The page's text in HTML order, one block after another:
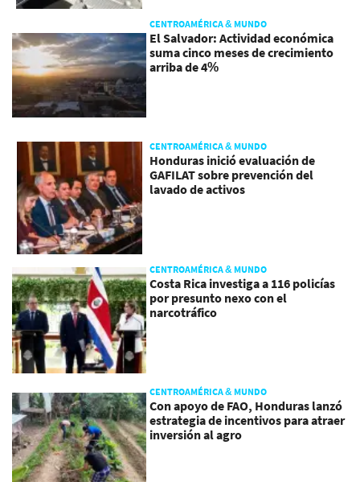
CENTROAMÉRICA & MUNDO
El Salvador: Actividad económica
suma cinco meses de crecimiento
arriba de 4%
CENTROAMÉRICA & MUNDO
Honduras inició evaluación de
GAFILAT sobre prevención del
lavado de activos
CENTROAMÉRICA & MUNDO
Costa Rica investiga a 116 policías
por presunto nexo con el
narcotráfico
CENTROAMÉRICA & MUNDO
Con apoyo de FAO, Honduras lanzó
estrategia de incentivos para atraer
inversión al agro